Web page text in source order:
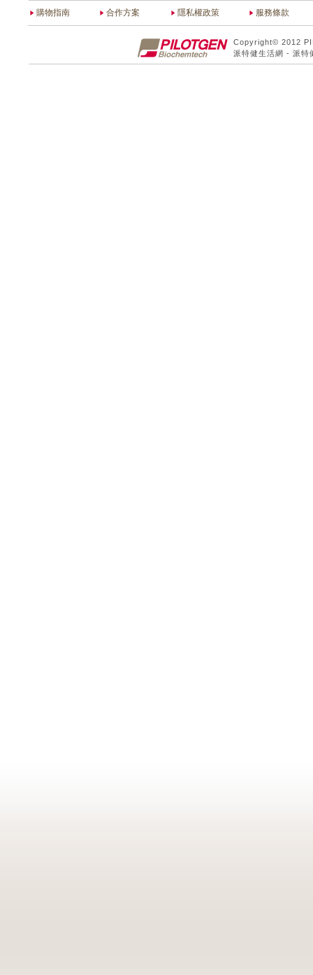
購物指南 合作方案 隱私權政策 服務條款
Copyright© 2012
派特健生活網 - 派